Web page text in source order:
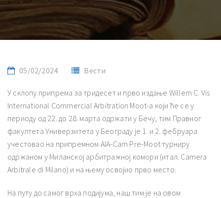
05/02/2024 Вести
У склопу припрема за тридесет и прво издање Willem C. Vis
International Commercial Arbitration Moot-а који ће се у
периоду од 22. до 28. марта одржати у Бечу, тим Правног
факултета Универзитета у Београду је 1. и 2. фебруара
учестовао на припремном AIA-Cam Pre-Moot турниру
одржаном у Миланској арбитражној комори (итал. Camera
Arbitrale di Milano) и на њему освојио прво место.
На путу до самог врха подијума, наш тим је на овом